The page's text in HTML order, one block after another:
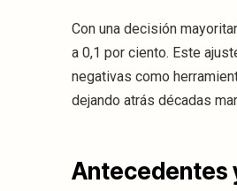
Con una decisión
a 0,1 por ciento. Este
negativas como
dejando atrás décadas
Antecedentes